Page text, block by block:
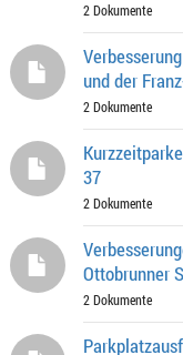
2 Dokumente
und der
2 Dokumente
37
2 Dokumente
Ottobrunner
2 Dokumente